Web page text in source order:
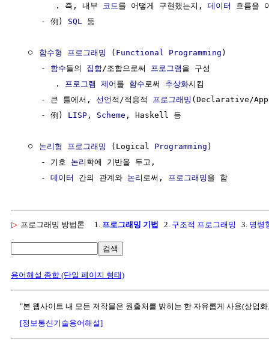
        . 즉, 내부
코드 를 어떻게 구현했는지, 데이터
흐름을
     - 例)
SQL 등
  ㅇ
함수형 프로그래밍 ( Functional Programming )
     -
함수들의 집합/조합으로써 프로그램 을 구성
        .
프로그램 제어 를 함수 로써 추상화시킴
     - 큰 틀에서,
선언 적/적응적 프로그래밍 (Declarative/
     - 例)
LISP , Scheme , Haskell 등
  ㅇ
논리형 프로그래밍 (Logical Programming )
     - 기호
논리 학에 기반을 두고,
     -
데이터 간의 관계와 논리 로써, 프로그래밍
▷ 프로그래밍 방법론 1. 프로그래밍 기법 2. 구조적 프로그래밍 3. 명령
검색
용어해설 종합 (단일 페이지 형태)
"본 웹사이트 내 모든 저작물은 원출처를 밝히는 한 자유롭게 사용(상업
[정보통신기술용어해설]